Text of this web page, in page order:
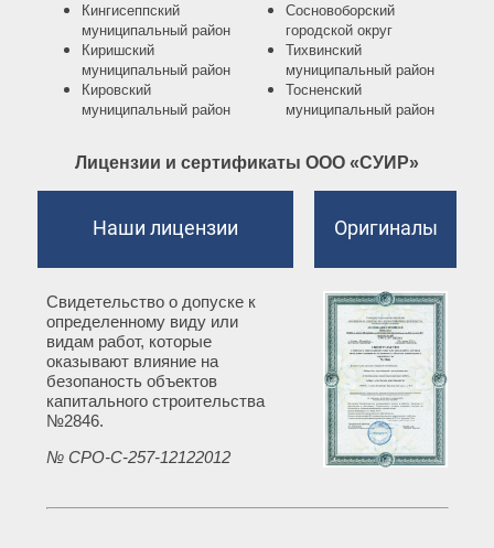
Кингисеппский
муниципальный район
Киришский
муниципальный район
Кировский
муниципальный район
Сосновоборский
городской округ
Тихвинский
муниципальный район
Тосненский
муниципальный район
Лицензии и сертификаты ООО «СУИР»
Наши лицензии Оригиналы
Свидетельство о допуске к
определенному виду или
видам работ, которые
оказывают влияние на
безопаность объектов
капитального строительства
№2846.
№ СРО-С-257-12122012